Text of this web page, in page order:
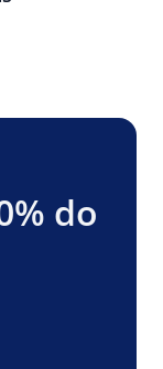
do